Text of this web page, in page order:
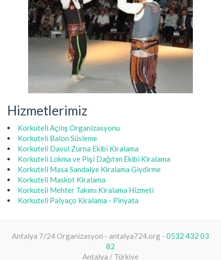
Hizmetlerimiz
Korkuteli Açılış Organizasyonu
Korkuteli Balon Süsleme
Korkuteli Davul Zurna Ekibi Kiralama
Korkuteli Lokma ve Pişi Dağıtım Ekibi Kiralama
Korkuteli Masa Sandalye Kiralama Giydirme
Korkuteli Maskot Kiralama
Korkuteli Mehter Takımı Kiralama Hizmeti
Korkuteli Palyaço Kiralama - Pinyata
Antalya 7/24 Organizasyon - antalya724.org - 0532 432 03
82
Antalya / Türkiye